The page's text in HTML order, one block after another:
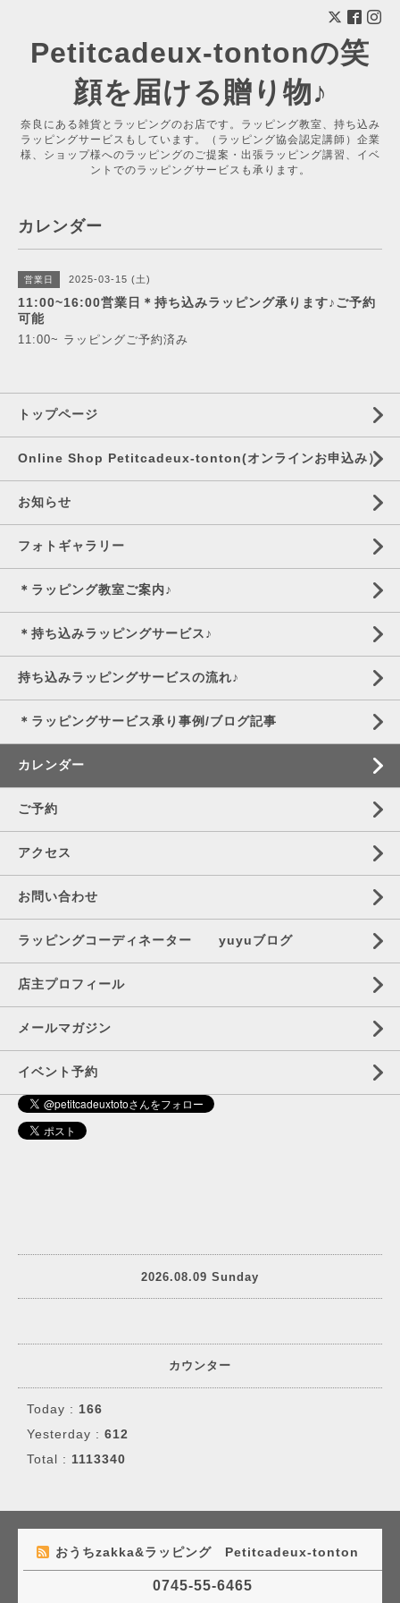
Petitcadeux-tontonの笑
顔を届ける贈り物♪
奈良にある雑貨とラッピングのお店です。ラッピング教室、持ち込み
ラッピングサービスもしています。（ラッピング協会認定講師）企業
様、ショップ様へのラッピングのご提案・出張ラッピング講習、イベ
ントでのラッピングサービスも承ります。
カレンダー
営業日 2025-03-15 (土)
11:00~16:00営業日＊持ち込みラッピング承ります♪ご予約
可能
11:00~ ラッピングご予約済み
トップページ
Online Shop Petitcadeux-tonton(オンラインお申込み）
お知らせ
フォトギャラリー
＊ラッピング教室ご案内♪
＊持ち込みラッピングサービス♪
持ち込みラッピングサービスの流れ♪
＊ラッピングサービス承り事例/ブログ記事
カレンダー
ご予約
アクセス
お問い合わせ
ラッピングコーディネーター yuyuブログ
店主プロフィール
メールマガジン
イベント予約
2026.08.09 Sunday
カウンター
Today : 166
Yesterday : 612
Total : 1113340
おうちzakka&ラッピング Petitcadeux-tonton
0745-55-6465